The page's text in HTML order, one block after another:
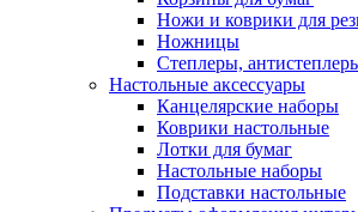
Ножи и коврики для
Ножницы
Степлеры,
Настольные аксессуары
Канцелярские наборы
Коврики настольные
Лотки для бумаг
Настольные наборы
Подставки настольные